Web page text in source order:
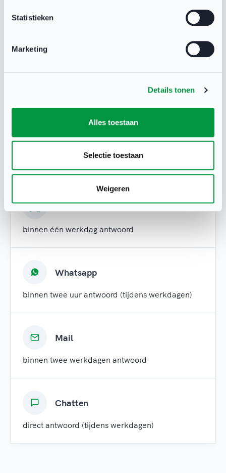
Statistieken
Marketing
Details tonen
Alles toestaan
Selectie toestaan
Weigeren
Heb je een vraag?
Neem contact op met NOC*NSF Sport
Support via:
X
binnen één werkdag antwoord
Whatsapp
binnen twee uur antwoord (tijdens werkdagen)
Mail
binnen twee werkdagen antwoord
Chatten
direct antwoord (tijdens werkdagen)